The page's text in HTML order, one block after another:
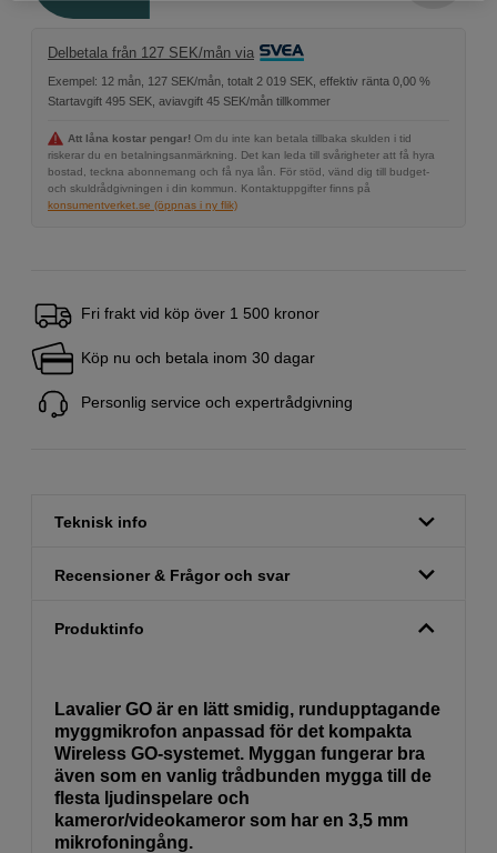
Delbetala från 127 SEK/mån via
Exempel: 12 mån, 127 SEK/mån, totalt 2 019 SEK, effektiv ränta 0,00 %
Startavgift 495 SEK, aviavgift 45 SEK/mån tillkommer
Att låna kostar pengar! Om du inte kan betala tillbaka skulden i tid
riskerar du en betalningsanmärkning. Det kan leda till svårigheter att få hyra
bostad, teckna abonnemang och få nya lån. För stöd, vänd dig till budget-
och skuldrådgivningen i din kommun. Kontaktuppgifter finns på
konsumentverket.se (öppnas i ny flik)
Fri frakt vid köp över 1 500 kronor
Köp nu och betala inom 30 dagar
Personlig service och expertrådgivning
Teknisk info
Recensioner & Frågor och svar
Produktinfo
Lavalier GO är en lätt smidig, rundupptagande
myggmikrofon anpassad för det kompakta
Wireless GO-systemet. Myggan fungerar bra
även som en vanlig trådbunden mygga till de
flesta ljudinspelare och
kameror/videokameror som har en 3,5 mm
mikrofoningång.